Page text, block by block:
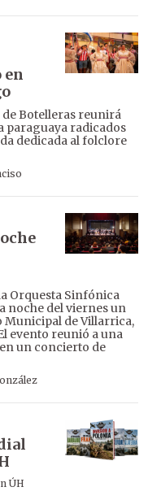
en
Botelleras reunirá
paraguaya radicados
dedicada al folclore
Orquesta Sinfónica
noche del viernes un
Municipal de Villarrica,
evento reunió a una
un concierto de
ÚH